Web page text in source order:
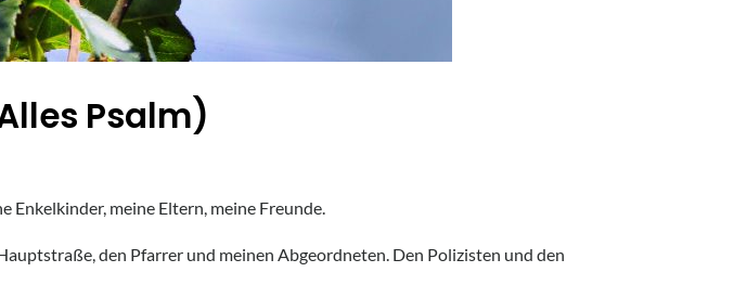
Psalm)
Enkelkinder, meine Eltern, meine Freunde.
den Pfarrer und meinen Abgeordneten. Den Polizisten und den